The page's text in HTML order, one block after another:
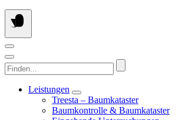
Finden...
Leistungen
Treesta – Baumkataster
Baumkontrolle & Baumkataster